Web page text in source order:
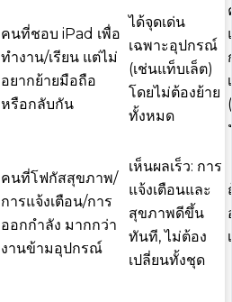
คนที่ชอบ iPad เพื่อ
ทำงาน/เรียน แต่ไม่
อยากย้ายมือถือ
หรือกลับกัน
ได้จุดเด่น
เฉพาะอุปกรณ์
(เช่นแท็บเล็ต)
โดยไม่ต้องย้าย
ทั้งหมด
คนที่โฟกัสสุขภาพ/
การแจ้งเตือน/การ
ออกกำลัง มากกว่า
งานข้ามอุปกรณ์
เห็นผลเร็ว: การ
แจ้งเตือนและ
สุขภาพดีขึ้น
ทันที, ไม่ต้อง
เปลี่ยนทั้งชุด